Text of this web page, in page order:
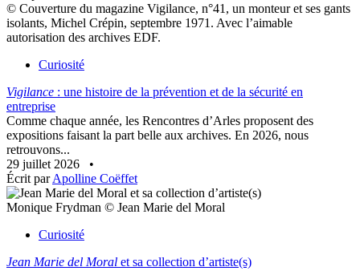
© Couverture du magazine Vigilance, n°41, un monteur et ses gants
isolants, Michel Crépin, septembre 1971. Avec l’aimable
autorisation des archives EDF.
Curiosité
Vigilance : une histoire de la prévention et de la sécurité en
entreprise
Comme chaque année, les Rencontres d’Arles proposent des
expositions faisant la part belle aux archives. En 2026, nous
retrouvons...
29 juillet 2026
•
Écrit parApolline Coëffet
Monique Frydman © Jean Marie del Moral
Curiosité
Jean Marie del Moral et sa collection d’artiste(s)